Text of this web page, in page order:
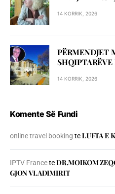
14 KORRIK, 2026
PËRMENDJET
14 KORRIK, 2026
Komente Së Fundi
online travel booking teLUFTA E
IPTV FranceteDR.MOIKOM
GJON VLADIMIRIT